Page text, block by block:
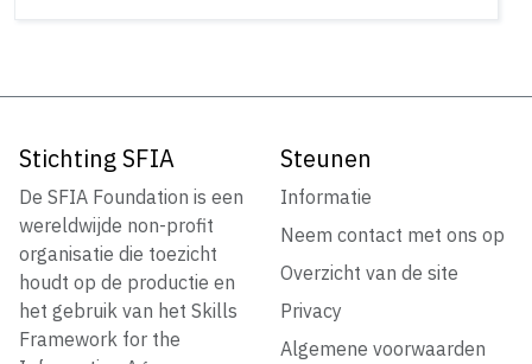
Stichting SFIA
De SFIA Foundation is een
wereldwijde non-profit
organisatie die toezicht
houdt op de productie en
het gebruik van het Skills
Framework for the
Steunen
Informatie
Neem contact met ons op
Overzicht van de site
Privacy
Algemene voorwaarden